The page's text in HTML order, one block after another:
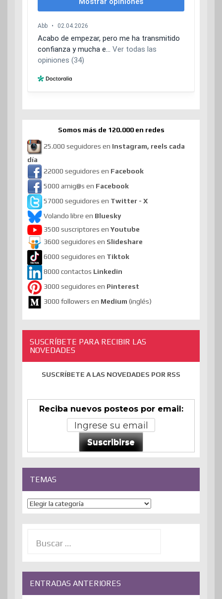
Somos más de 120.000 en redes
25.000 seguidores en Instagram, reels cada
día
22000 seguidores en Facebook
5000 amig@s en Facebook
57000 seguidores en Twitter - X
Volando libre en Bluesky
3500 suscriptores en Youtube
3600 seguidores en Slideshare
6000 seguidores en Tiktok
8000 contactos Linkedin
3000 seguidores en Pinterest
3000 followers en Medium (inglés)
SUSCRÍBETE PARA RECIBIR LAS
NOVEDADES
SUSCRÍBETE A LAS NOVEDADES POR RSS
Reciba nuevos posteos por email:
Suscribirse
TEMAS
Temas
ENTRADAS ANTERIORES